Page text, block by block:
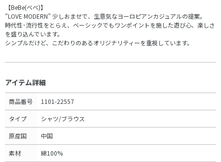
【BeBe(べべ)】
”LOVE MODERN” 少しおませで、生意気なヨーロピアンカジュアルの提案。
時代性･流行性をとらえ、ベーシックでもワンポイントを施した遊び心、楽しさ
を盛り込んでいます。
シンプルだけど、こだわりのあるオリジナリティーを重視しています。
アイテム詳細
商品番号 1101-22557
タイプ シャツ/ブラウス
原産国 中国
素材 綿100%